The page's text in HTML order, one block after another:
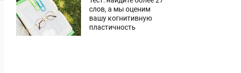
слов, а мы оценим
вашу когнитивную
пластичность